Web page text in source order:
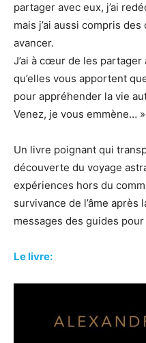
partager avec eux, j’ai
mais j’ai aussi compris
avancer.
J’ai à cœur de les
qu’elles vous apportent
pour appréhender la vie
Venez, je vous emmène… »
Un livre poignant qui
découverte du voyage
expériences hors du
survivance de l’âme
messages des guides
Le livre: